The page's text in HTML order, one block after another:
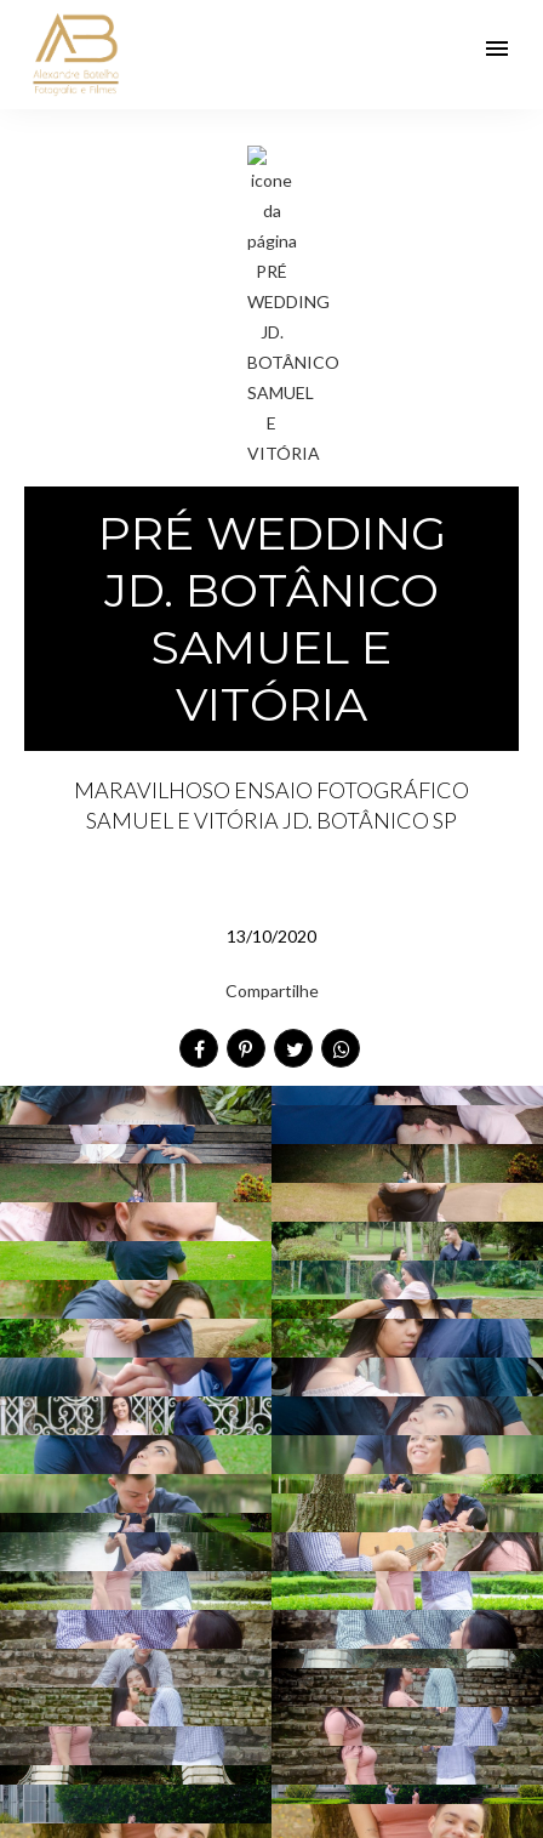
menu
PRÉ WEDDING
JD. BOTÂNICO
SAMUEL E
VITÓRIA
MARAVILHOSO ENSAIO FOTOGRÁFICO
SAMUEL E VITÓRIA JD. BOTÂNICO SP
13/10/2020
Compartilhe